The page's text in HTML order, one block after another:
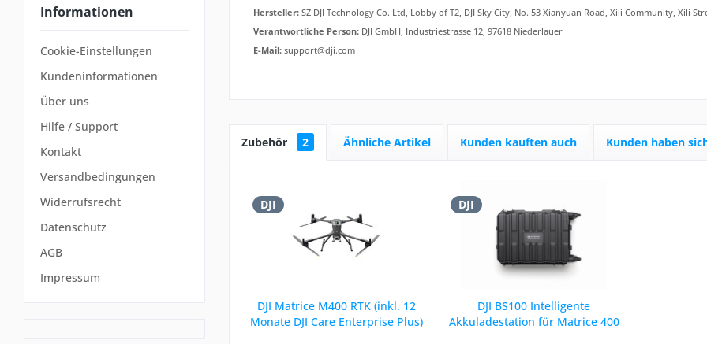
Informationen
Cookie-Einstellungen
Kundeninformationen
Über uns
Hilfe / Support
Kontakt
Versandbedingungen
Widerrufsrecht
Datenschutz
AGB
Impressum
Hersteller: SZ DJI Technology Co. Ltd, Lobby of T2, DJI Sky City, No. 53 Xianyuan Road, Xili Community, Xili
Verantwortliche Person: DJI GmbH, Industriestrasse 12, 97618 Niederlauer
E-Mail: support@dji.com
Zubehör 2 Ähnliche Artikel Kunden kauften auch Kunden haben
DJI
DJI Matrice M400 RTK (inkl. 12
Monate DJI Care Enterprise Plus)
DJI
DJI BS100 Intelligente
Akkuladestation für Matrice 400